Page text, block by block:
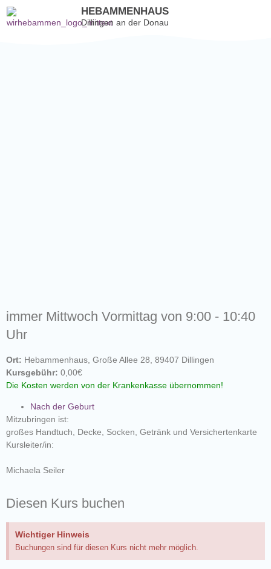
HEBAMMENHAUS
Dillingen an der Donau
immer Mittwoch Vormittag von 9:00 - 10:40
Uhr
Ort: Hebammenhaus, Große Allee 28, 89407 Dillingen
Kursgebühr: 0,00€
Die Kosten werden von der Krankenkasse übernommen!
Nach der Geburt
Mitzubringen ist:
großes Handtuch, Decke, Socken, Getränk und Versichertenkarte
Kursleiter/in:
Michaela Seiler
Diesen Kurs buchen
Wichtiger Hinweis
Buchungen sind für diesen Kurs nicht mehr möglich.